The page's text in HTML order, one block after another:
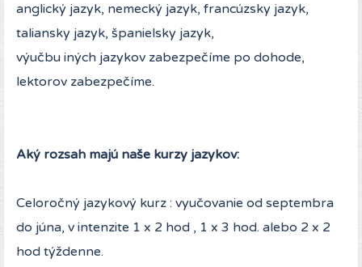
anglický jazyk, nemecký jazyk, francúzsky jazyk,
taliansky jazyk, španielsky jazyk,
výučbu iných jazykov zabezpečíme po dohode,
lektorov zabezpečíme.
Aký rozsah majú naše kurzy jazykov:
Celoročný jazykový kurz : vyučovanie od septembra
do júna, v intenzite 1 x 2 hod , 1 x 3 hod. alebo 2 x 2
hod týždenne.